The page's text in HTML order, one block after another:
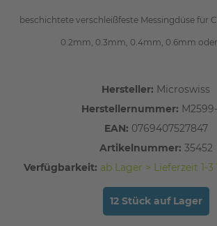
beschichtete verschleißfeste Messingdüse für
0.2mm, 0.3mm, 0.4mm, 0.6mm
Hersteller: Microswiss
Herstellernummer:
EAN: 0769407527847
Artikelnummer: 35452
Verfügbarkeit: ab Lager > Lieferzeit 1-
12 Stück auf Lager